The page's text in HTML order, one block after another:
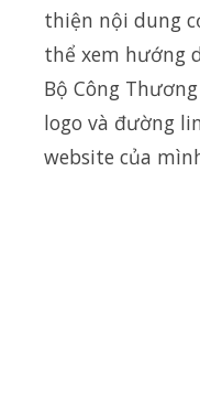
thiện nội dung
thể xem hướng
Bộ Công
logo và đường
website của